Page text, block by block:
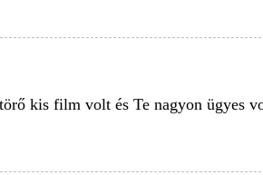
kis film volt és Te nagyon ügyes